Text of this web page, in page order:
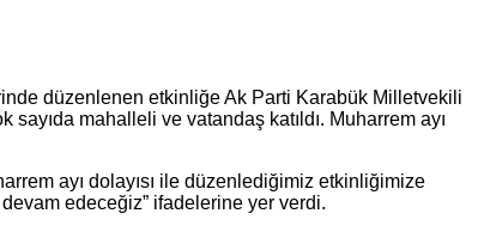
düzenlenen etkinliğe Ak Parti Karabük Milletvekili
sayıda mahalleli ve vatandaş katıldı. Muharrem ayı
ayı dolayısı ile düzenlediğimiz etkinliğimize
edeceğiz” ifadelerine yer verdi.